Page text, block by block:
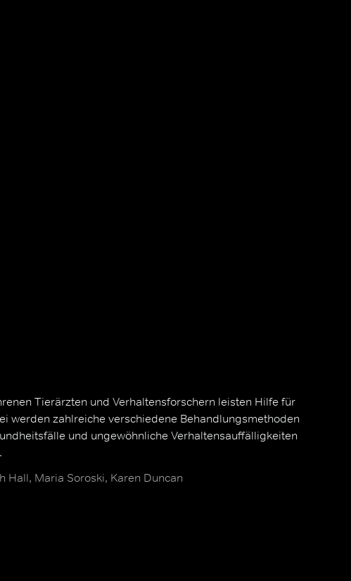
Tierärzten und Verhaltensforschern leisten Hilfe für
werden zahlreiche verschiedene Behandlungsmethoden
und ungewöhnliche Verhaltensauffälligkeiten
Hall, Maria Soroski, Karen Duncan